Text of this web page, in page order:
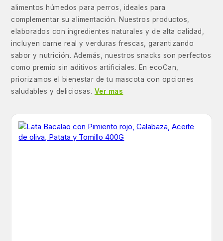
alimentos húmedos para perros, ideales para
complementar su alimentación. Nuestros productos,
elaborados con ingredientes naturales y de alta calidad,
incluyen carne real y verduras frescas, garantizando
sabor y nutrición. Además, nuestros snacks son perfectos
como premio sin aditivos artificiales. En ecoCan,
priorizamos el bienestar de tu mascota con opciones
saludables y deliciosas. Ver mas